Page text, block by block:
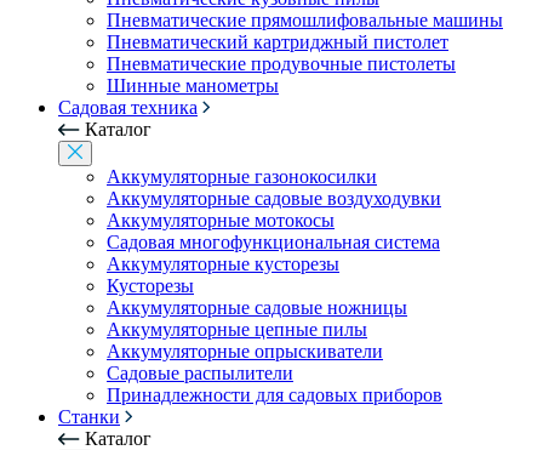
Пневматические прямошлифовальные машины
Пневматический картриджный пистолет
Пневматические продувочные пистолеты
Шинные манометры
Садовая техника
Каталог
Аккумуляторные газонокосилки
Аккумуляторные садовые воздуходувки
Аккумуляторные мотокосы
Садовая многофункциональная система
Аккумуляторные кусторезы
Кусторезы
Аккумуляторные садовые ножницы
Аккумуляторные цепные пилы
Аккумуляторные опрыскиватели
Садовые распылители
Принадлежности для садовых приборов
Станки
Каталог